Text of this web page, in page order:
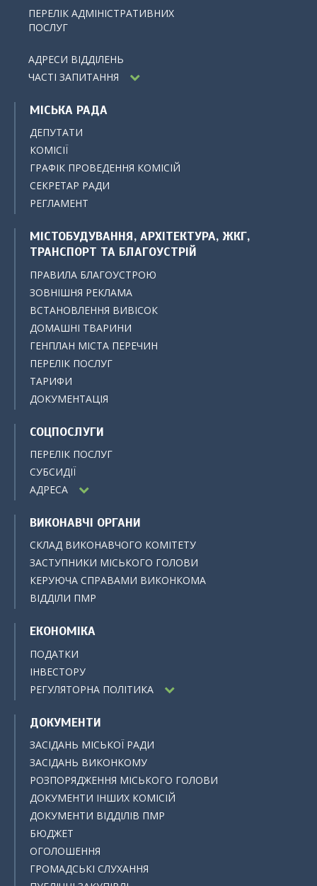
ПЕРЕЛІК АДМІНІСТРАТИВНИХ
ПОСЛУГ
АДРЕСИ ВІДДІЛЕНЬ
ЧАСТІ ЗАПИТАННЯ
МІСЬКА РАДА
ДЕПУТАТИ
КОМІСІЇ
ГРАФІК ПРОВЕДЕННЯ КОМІСІЙ
СЕКРЕТАР РАДИ
РЕГЛАМЕНТ
МІСТОБУДУВАННЯ, АРХІТЕКТУРА, ЖКГ,
ТРАНСПОРТ ТА БЛАГОУСТРІЙ
ПРАВИЛА БЛАГОУСТРОЮ
ЗОВНІШНЯ РЕКЛАМА
ВСТАНОВЛЕННЯ ВИВІСОК
ДОМАШНІ ТВАРИНИ
ГЕНПЛАН МІСТА ПЕРЕЧИН
ПЕРЕЛІК ПОСЛУГ
ТАРИФИ
ДОКУМЕНТАЦІЯ
СОЦПОСЛУГИ
ПЕРЕЛІК ПОСЛУГ
СУБСИДІЇ
АДРЕСА
ВИКОНАВЧІ ОРГАНИ
СКЛАД ВИКОНАВЧОГО КОМІТЕТУ
ЗАСТУПНИКИ МІСЬКОГО ГОЛОВИ
КЕРУЮЧА СПРАВАМИ ВИКОНКОМА
ВІДДІЛИ ПМР
ЕКОНОМІКА
ПОДАТКИ
ІНВЕСТОРУ
РЕГУЛЯТОРНА ПОЛІТИКА
ДОКУМЕНТИ
ЗАСІДАНЬ МІСЬКОЇ РАДИ
ЗАСІДАНЬ ВИКОНКОМУ
РОЗПОРЯДЖЕННЯ МІСЬКОГО ГОЛОВИ
ДОКУМЕНТИ ІНШИХ КОМІСІЙ
ДОКУМЕНТИ ВІДДІЛІВ ПМР
БЮДЖЕТ
ОГОЛОШЕННЯ
ГРОМАДСЬКІ СЛУХАННЯ